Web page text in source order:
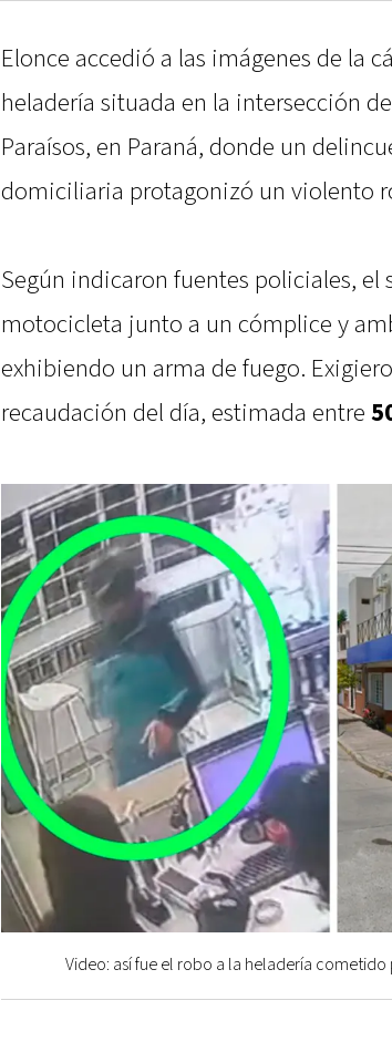
Elonce accedió a las imágenes de la
heladería situada en la intersección
Paraísos, en Paraná, donde un
domiciliaria protagonizó un violento
Según indicaron fuentes policiales, el
motocicleta junto a un cómplice y
exhibiendo un arma de fuego.
recaudación del día, estimada entre
Video: así fue el robo a la heladería